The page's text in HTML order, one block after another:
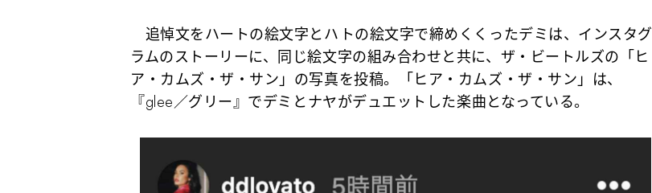
追悼文をハートの絵文字とハトの絵文字で締めくくったデミは、インスタグ
ラムのストーリーに、同じ絵文字の組み合わせと共に、ザ・ビートルズの「ヒ
ア・カムズ・ザ・サン」の写真を投稿。「ヒア・カムズ・ザ・サン」は、
『glee／グリー』でデミとナヤがデュエットした楽曲となっている。